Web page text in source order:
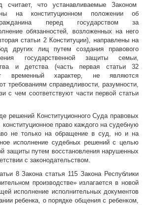
считает, что устанавливаемые Законом
на конституционном положении об
перед государством за
обязанностей, возложенных на него
статьи 2 Конституции), направлены на
других лиц путем создания правового
государственной защиты семьи,
и детства (часть первая статьи 32
временный характер, не являются
требованиям справедливости, разумности,
с чем соответствуют части первой статьи
решений Конституционного Суда правовых
конституционное право каждого на судебную
не только на обращение в суд, но и на
исполнение судебных решений с целью
защиты путем восстановления нарушенных
с законодательством.
8 Закона статья 115 Закона Республики
производстве» излагается в новой
исполнение исполнительных документов
ребенка, о порядке общения с ребенком,